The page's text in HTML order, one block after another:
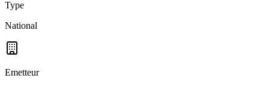
Type
National
Emetteur